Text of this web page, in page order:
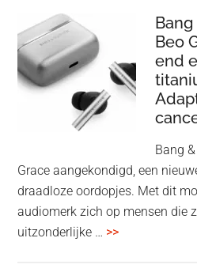
nu
in
Beo
end
Bang
Grace aangekondigd, een
draadloze oordopjes. Met dit
audiomerk zich op mensen die
uitzonderlijke … >>overBang